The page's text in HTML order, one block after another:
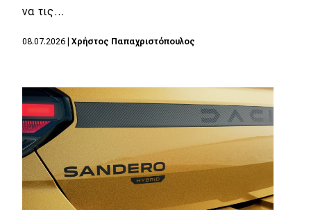
να τις…
08.07.2026 Χρήστος Παπαχριστόπουλος